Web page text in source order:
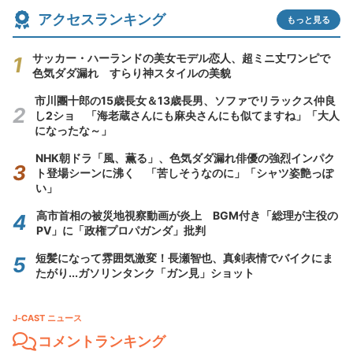
アクセスランキング もっと見る
サッカー・ハーランドの美女モデル恋人、超ミニ丈ワンピで
色気ダダ漏れ すらり神スタイルの美貌
市川團十郎の15歳長女＆13歳長男、ソファでリラックス仲良
し2ショ 「海老蔵さんにも麻央さんにも似てますね」「大人
になったな～」
NHK朝ドラ「風、薫る」、色気ダダ漏れ俳優の強烈インパク
ト登場シーンに沸く 「苦しそうなのに」「シャツ姿艶っぽ
い」
高市首相の被災地視察動画が炎上 BGM付き「総理が主役の
PV」に「政権プロパガンダ」批判
短髪になって雰囲気激変！長瀬智也、真剣表情でバイクにま
たがり...ガソリンタンク「ガン見」ショット
J-CAST ニュース
コメントランキング